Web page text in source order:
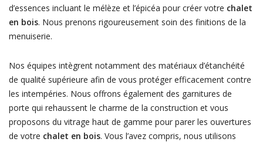
d’essences incluant le mélèze et l’épicéa pour créer votre chalet
en bois. Nous prenons rigoureusement soin des finitions de la
menuiserie.
Nos équipes intègrent notamment des matériaux d’étanchéité
de qualité supérieure afin de vous protéger efficacement contre
les intempéries. Nous offrons également des garnitures de
porte qui rehaussent le charme de la construction et vous
proposons du vitrage haut de gamme pour parer les ouvertures
de votre chalet en bois. Vous l’avez compris, nous utilisons